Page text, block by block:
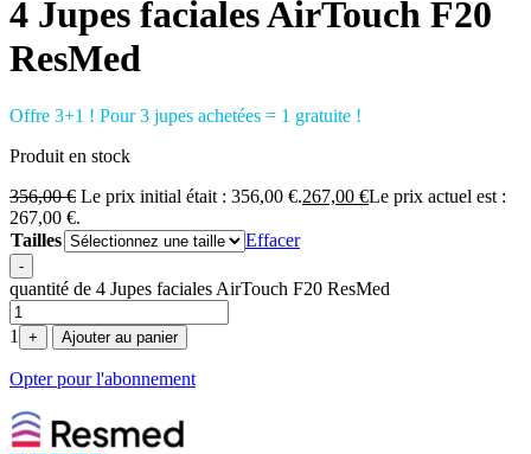
4 Jupes faciales AirTouch F20
ResMed
Offre 3+1 ! Pour 3 jupes achetées = 1 gratuite !
Produit en stock
356,00€ Le prix initial était : 356,00 €.267,00 €Le prix actuel est :
267,00 €.
Tailles
Effacer
-
quantité de 4 Jupes faciales AirTouch F20 ResMed
1 + Ajouter au panier
Opter pour l'abonnement